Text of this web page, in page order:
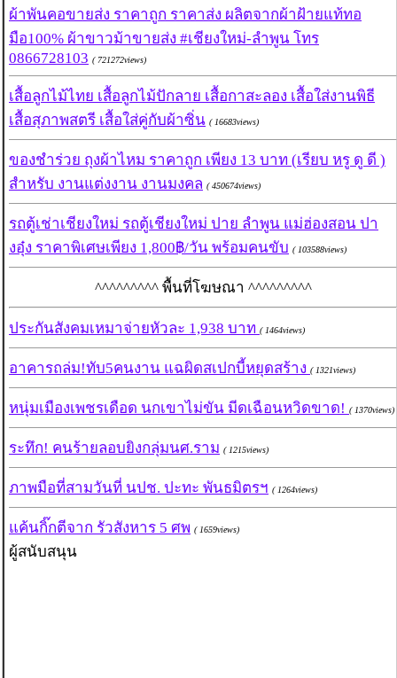
ผ้าพันคอขายส่ง ราคาถูก ราคาส่ง ผลิตจากผ้าฝ้ายแท้ทอ
มือ100% ผ้าขาวม้าขายส่ง #เชียงใหม่-ลำพูน โทร
0866728103 ( 721272views)
เสื้อลูกไม้ไทย เสื้อลูกไม้ปักลาย เสื้อกาสะลอง เสื้อใส่งานพิธี
เสื้อสุภาพสตรี เสื้อใส่คู่กับผ้าซิ่น ( 16683views)
ของชำร่วย ถุงผ้าไหม ราคาถูก เพียง 13 บาท (เรียบ หรู ดู ดี )
สำหรับ งานแต่งงาน งานมงคล ( 450674views)
รถตู้เช่าเชียงใหม่ รถตู้เชียงใหม่ ปาย ลำพูน แม่ฮ่องสอน ปา
งอุ๋ง ราคาพิเศษเพียง 1,800฿/วัน พร้อมคนขับ ( 103588views)
^^^^^^^^^ พื้นที่โฆษณา ^^^^^^^^^
ประกันสังคมเหมาจ่ายหัวละ 1,938 บาท ( 1464views)
อาคารถล่ม!ทับ5คนงาน แฉผิดสเปกบี้หยุดสร้าง ( 1321views)
หนุ่มเมืองเพชรเดือด นกเขาไม่ขัน มีดเฉือนหวิดขาด! ( 1370views)
ระทึก! คนร้ายลอบยิงกลุ่มนศ.ราม ( 1215views)
ภาพมือที่สามวันที่ นปช. ปะทะ พันธมิตรฯ ( 1264views)
แค้นกิ๊กตีจาก รัวสังหาร 5 ศพ ( 1659views)
ผู้สนับสนุน